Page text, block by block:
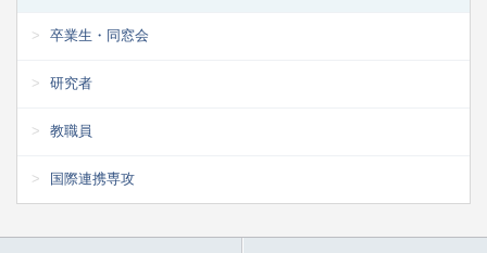
卒業生・同窓会
研究者
教職員
国際連携専攻